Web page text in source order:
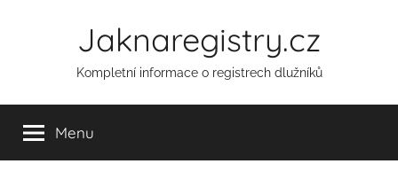
Jaknaregistry.cz
Kompletní informace o registrech dlužníků
Menu